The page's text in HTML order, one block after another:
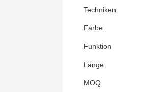
Techniken
Farbe
Funktion
Länge
MOQ